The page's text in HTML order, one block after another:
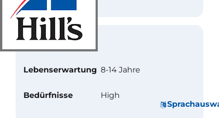
Betreuung
Lebenserwartung 8-14 Jahre
Bedürfnisse High